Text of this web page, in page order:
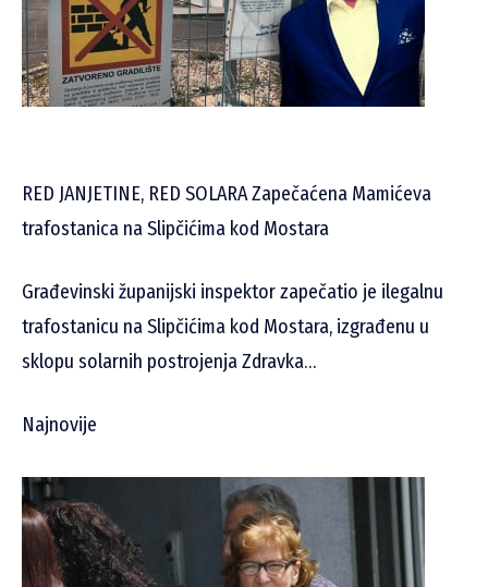
RED JANJETINE, RED SOLARA Zapečaćena Mamićeva
trafostanica na Slipčićima kod Mostara
Građevinski županijski inspektor zapečatio je ilegalnu
trafostanicu na Slipčićima kod Mostara, izgrađenu u
sklopu solarnih postrojenja Zdravka…
Najnovije